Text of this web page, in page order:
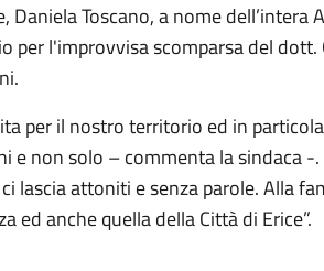
Daniela Toscano, a nome
per l'improvvisa scomparsa del
per il nostro territorio ed in
e non solo – commenta la sindaca
lascia attoniti e senza parole. Alla
ed anche quella della Città di Erice”.